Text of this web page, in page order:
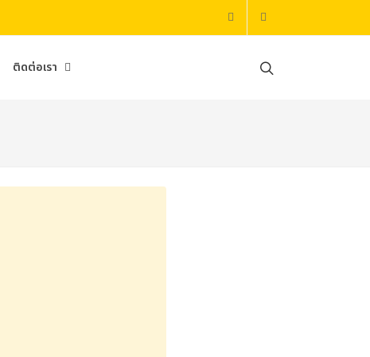
084-659-1512
ติดต่อเรา